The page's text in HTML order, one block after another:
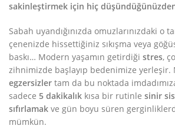
sakinleştirmek için hiç düşündüğünüzden
Sabah uyandığınızda omuzlarınızdaki o
çenenizde hissettiğiniz sıkışma veya
baskı… Modern yaşamın getirdiği stres,
zihnimizde başlayıp bedenimize yerleşir.
egzersizler tam da bu noktada
sadece 5 dakikalık kısa bir rutinle sinir
sıfırlamak ve gün boyu süren
mümkün.